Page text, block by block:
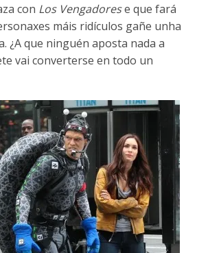
con Los Vengadorese que fará
máis ridículos gañe unha
¿A que ninguén aposta nada a
vai converterse en todo un